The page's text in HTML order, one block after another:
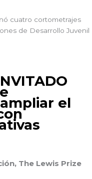
cuatro cortometrajes
de Desarrollo Juvenil
el
The Lewis Prize